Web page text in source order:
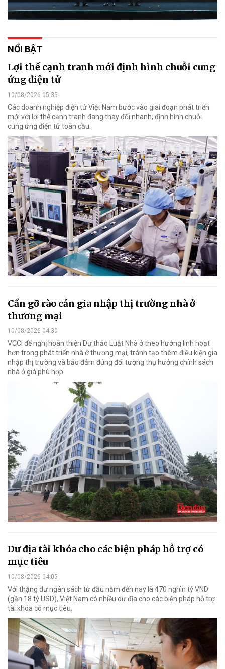
NỔI BẬT
Lợi thế cạnh tranh mới định hình chuỗi cung
ứng điện tử
10/08/2026 05:35
Các doanh nghiệp điện tử Việt Nam bước vào giai đoạn phát triển
mới với lợi thế cạnh tranh đang thay đổi nhanh, định hình chuỗi
cung ứng điện tử toàn cầu.
Cần gỡ rào cản gia nhập thị trường nhà ở
thương mại
10/08/2026 04:30
VCCI đề nghị hoàn thiện Dự thảo Luật Nhà ở theo hướng linh hoạt
hơn trong phát triển nhà ở thương mại, tránh tạo thêm điều kiện gia
nhập thị trường và bảo đảm đúng đối tượng thụ hưởng chính sách
nhà ở giá phù hợp.
Dư địa tài khóa cho các biện pháp hỗ trợ có
mục tiêu
10/08/2026 04:05
Với thặng dư ngân sách từ đầu năm đến nay là 470 nghìn tỷ VND
(gần 18 tỷ USD), Việt Nam có nhiều dư địa cho các biện pháp hỗ trợ
tài khóa có mục tiêu.